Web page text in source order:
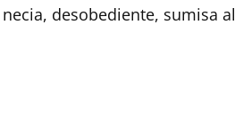
desobediente, sumisa al